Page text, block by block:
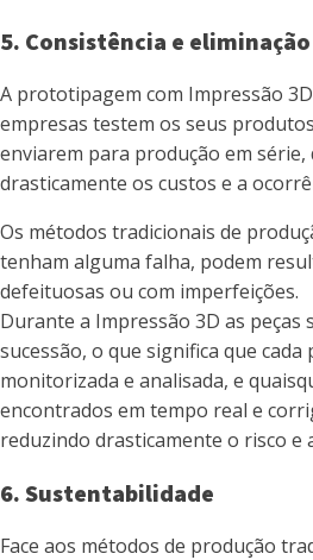
5. Consistência e
A prototipagem com Impressão
empresas testem os seus
enviarem para produção em
drasticamente os custos e a
Os métodos tradicionais de
tenham alguma falha, podem
defeituosas ou com imperfeições.
Durante a Impressão 3D as peças
sucessão, o que significa que cada
monitorizada e analisada, e
encontrados em tempo real e
reduzindo drasticamente o risco e
6. Sustentabilidade
Face aos métodos de produção